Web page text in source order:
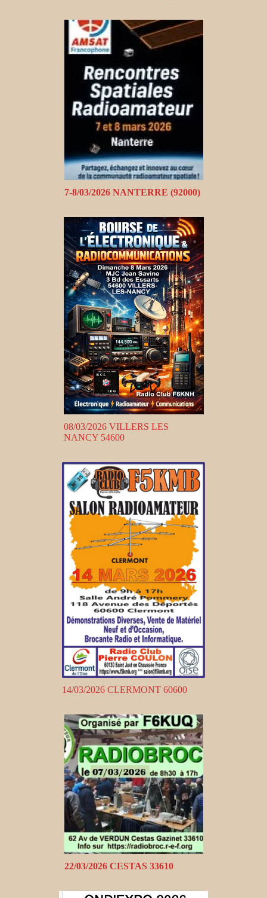
7-8/03/2026 NANTERRE (92000)
08/03/2026 VILLERS LES
NANCY 54600
14/03/2026 CLERMONT 60600
22/03/2026 CESTAS 33610